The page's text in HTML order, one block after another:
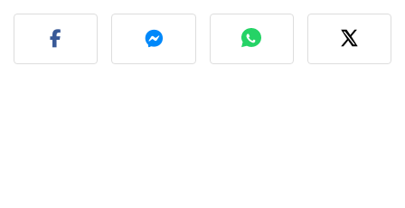
Publier votre photo de